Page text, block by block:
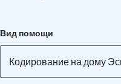
Вид помощи
Кодирование на дому